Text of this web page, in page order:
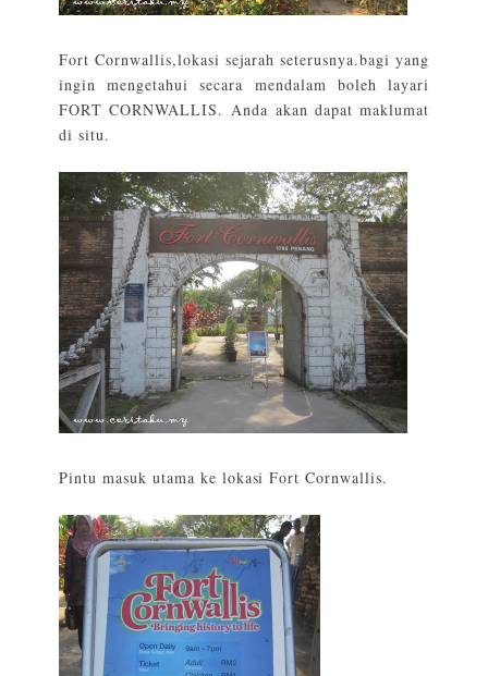
Fort Cornwallis,lokasi sejarah seterusnya.bagi yang
ingin mengetahui secara mendalam boleh layari
FORT CORNWALLIS. Anda akan dapat maklumat
di situ.
Pintu masuk utama ke lokasi Fort Cornwallis.